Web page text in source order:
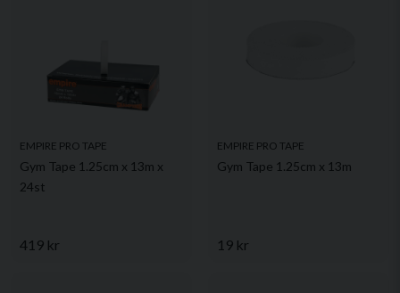
EMPIRE PRO TAPE
Gym Tape 1.25cm x 13m x
24st
419 kr
EMPIRE PRO TAPE
Gym Tape 1.25cm x 13m
19 kr